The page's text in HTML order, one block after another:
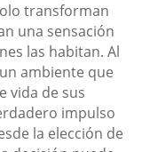
transforman
una sensación
las habitan. Al
ambiente que
vida de sus
impulso
la elección de